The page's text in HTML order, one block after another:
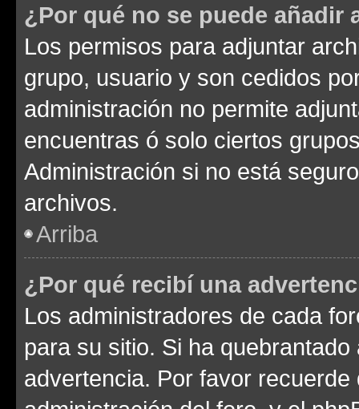
¿Por qué no se puede añadir
Los permisos para adjuntar
grupo, usuario y son cedidos
administración no permite
encuentras ó solo ciertos
Administración si no está
archivos.
Arriba
¿Por qué recibí una
Los administradores de cada
para su sitio. Si ha
advertencia. Por favor